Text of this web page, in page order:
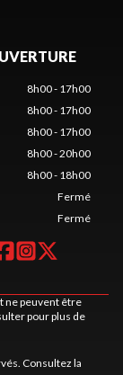
8h00 - 17h00
8h00 - 17h00
8h00 - 17h00
8h00 - 20h00
8h00 - 18h00
Fermé
Fermé
ne peuvent être
pour plus de
Consultez la